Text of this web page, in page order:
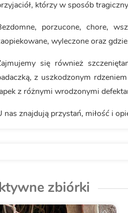
którzy w sposób
porzucone, chore,
wyleczone oraz
się również
z uszkodzonym
z różnymi wrodzonymi
nas znajdują przystań, miłość i
zbiórki